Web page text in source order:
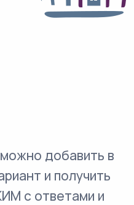
добавить в
и получить
с ответами и